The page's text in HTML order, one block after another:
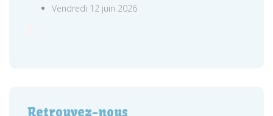
Vendredi 12 juin 2026
Retrouvez-nous